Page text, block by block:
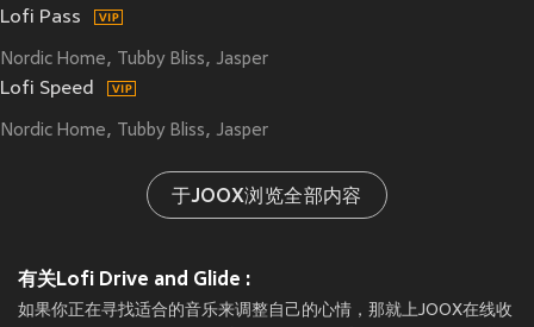
Lofi Pass
Nordic Home Tubby Bliss Jasper
Lofi Speed
Nordic Home Tubby Bliss Jasper
于JOOX浏览全部内容
有关Lofi Drive and Glide :
如果你正在寻找适合的音乐来调整自己的心情，那就上JOOX在线收